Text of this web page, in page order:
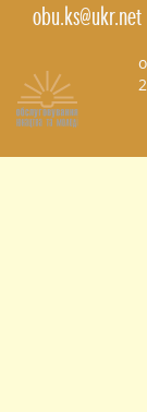
obu.ks@ukr.net